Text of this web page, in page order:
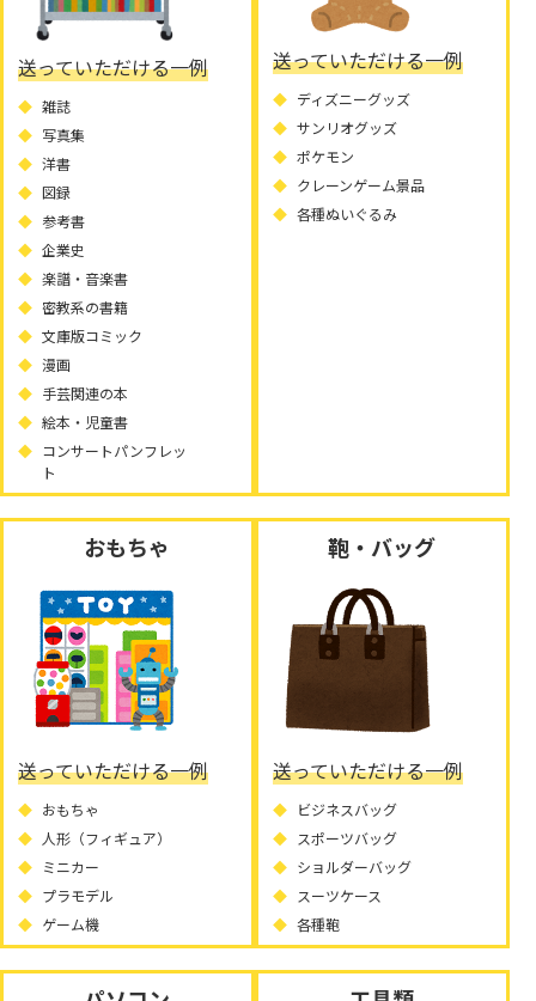
送っていただける一例
雑誌
写真集
洋書
図録
参考書
企業史
楽譜・音楽書
密教系の書籍
文庫版コミック
漫画
手芸関連の本
絵本・児童書
コンサートパンフレッ
ト
送っていただける一例
ディズニーグッズ
サンリオグッズ
ポケモン
クレーンゲーム景品
各種ぬいぐるみ
おもちゃ
送っていただける一例
おもちゃ
人形（フィギュア）
ミニカー
プラモデル
ゲーム機
鞄・バッグ
送っていただける一例
ビジネスバッグ
スポーツバッグ
ショルダーバッグ
スーツケース
各種鞄